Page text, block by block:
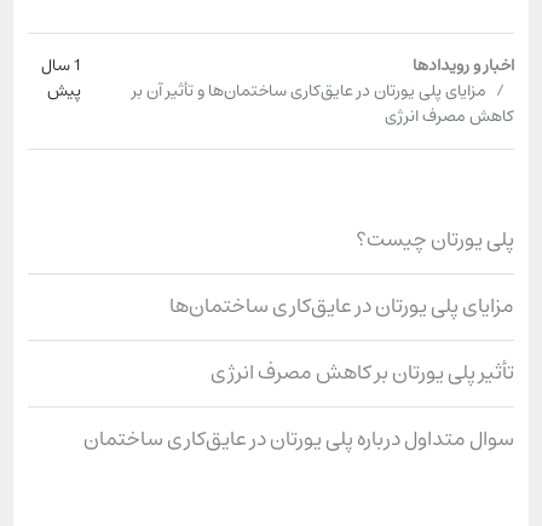
اخبار و رویدادها
مزایای پلی یورتان در عایق‌کاری ساختمان‌ها و تأثیر آن بر
کاهش مصرف انرژی
1 سال
پیش
پلی یورتان چیست؟
مزایای پلی یورتان در عایق‌کاری ساختمان‌ها
تأثیر پلی یورتان بر کاهش مصرف انرژی
سوال متداول درباره پلی یورتان در عایق‌کاری ساختمان